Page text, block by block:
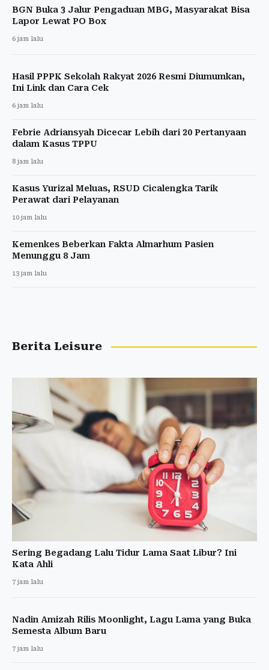
BGN Buka 3 Jalur Pengaduan MBG, Masyarakat Bisa
Lapor Lewat PO Box
6 jam lalu
Hasil PPPK Sekolah Rakyat 2026 Resmi Diumumkan,
Ini Link dan Cara Cek
6 jam lalu
Febrie Adriansyah Dicecar Lebih dari 20 Pertanyaan
dalam Kasus TPPU
8 jam lalu
Kasus Yurizal Meluas, RSUD Cicalengka Tarik
Perawat dari Pelayanan
10 jam lalu
Kemenkes Beberkan Fakta Almarhum Pasien
Menunggu 8 Jam
13 jam lalu
Berita Leisure
Sering Begadang Lalu Tidur Lama Saat Libur? Ini
Kata Ahli
7 jam lalu
Nadin Amizah Rilis Moonlight, Lagu Lama yang Buka
Semesta Album Baru
7 jam lalu